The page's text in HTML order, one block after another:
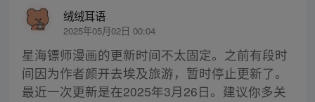
绒绒耳语
2025年05月02日 00:04
星海镖师漫画的更新时间不太固定。之前有段时
间因为作者颜开去埃及旅游，暂时停止更新了。
最近一次更新是在2025年3月26日。建议你多关